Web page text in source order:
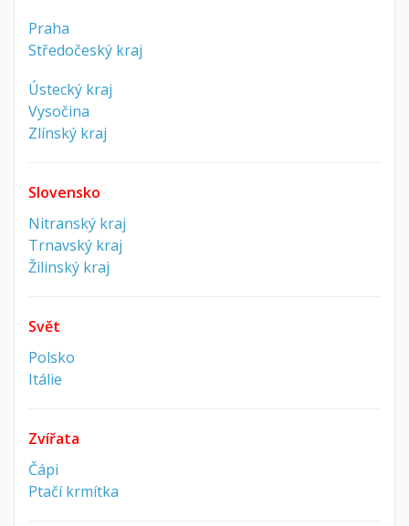
Praha
Středočeský kraj
Ústecký kraj
Vysočina
Zlínský kraj
Slovensko
Nitranský kraj
Trnavský kraj
Žilinský kraj
Svět
Polsko
Itálie
Zvířata
Čápi
Ptačí krmítka